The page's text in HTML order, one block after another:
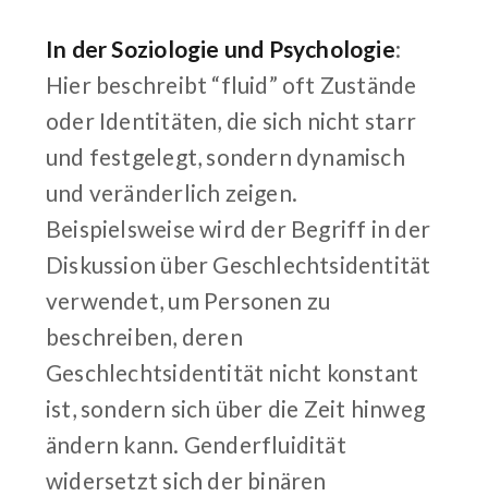
In der Soziologie und Psychologie:
Hier beschreibt “fluid” oft Zustände
oder Identitäten, die sich nicht starr
und festgelegt, sondern dynamisch
und veränderlich zeigen.
Beispielsweise wird der Begriff in der
Diskussion über Geschlechtsidentität
verwendet, um Personen zu
beschreiben, deren
Geschlechtsidentität nicht konstant
ist, sondern sich über die Zeit hinweg
ändern kann. Genderfluidität
widersetzt sich der binären